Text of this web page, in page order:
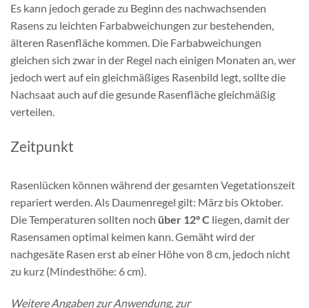
Es kann jedoch gerade zu Beginn des nachwachsenden
Rasens zu leichten Farbabweichungen zur bestehenden,
älteren Rasenfläche kommen. Die Farbabweichungen
gleichen sich zwar in der Regel nach einigen Monaten an, wer
jedoch wert auf ein gleichmäßiges Rasenbild legt, sollte die
Nachsaat auch auf die gesunde Rasenfläche gleichmäßig
verteilen.
Zeitpunkt
Rasenlücken können während der gesamten Vegetationszeit
repariert werden. Als Daumenregel gilt: März bis Oktober.
Die Temperaturen sollten noch über 12° C liegen, damit der
Rasensamen optimal keimen kann. Gemäht wird der
nachgesäte Rasen erst ab einer Höhe von 8 cm, jedoch nicht
zu kurz (Mindesthöhe: 6 cm).
Weitere Angaben zur Anwendung, zur